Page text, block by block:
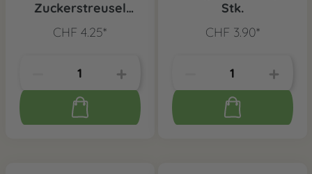
Zuckerstreusel
CHF 4.25*
Stk.
CHF 3.90*